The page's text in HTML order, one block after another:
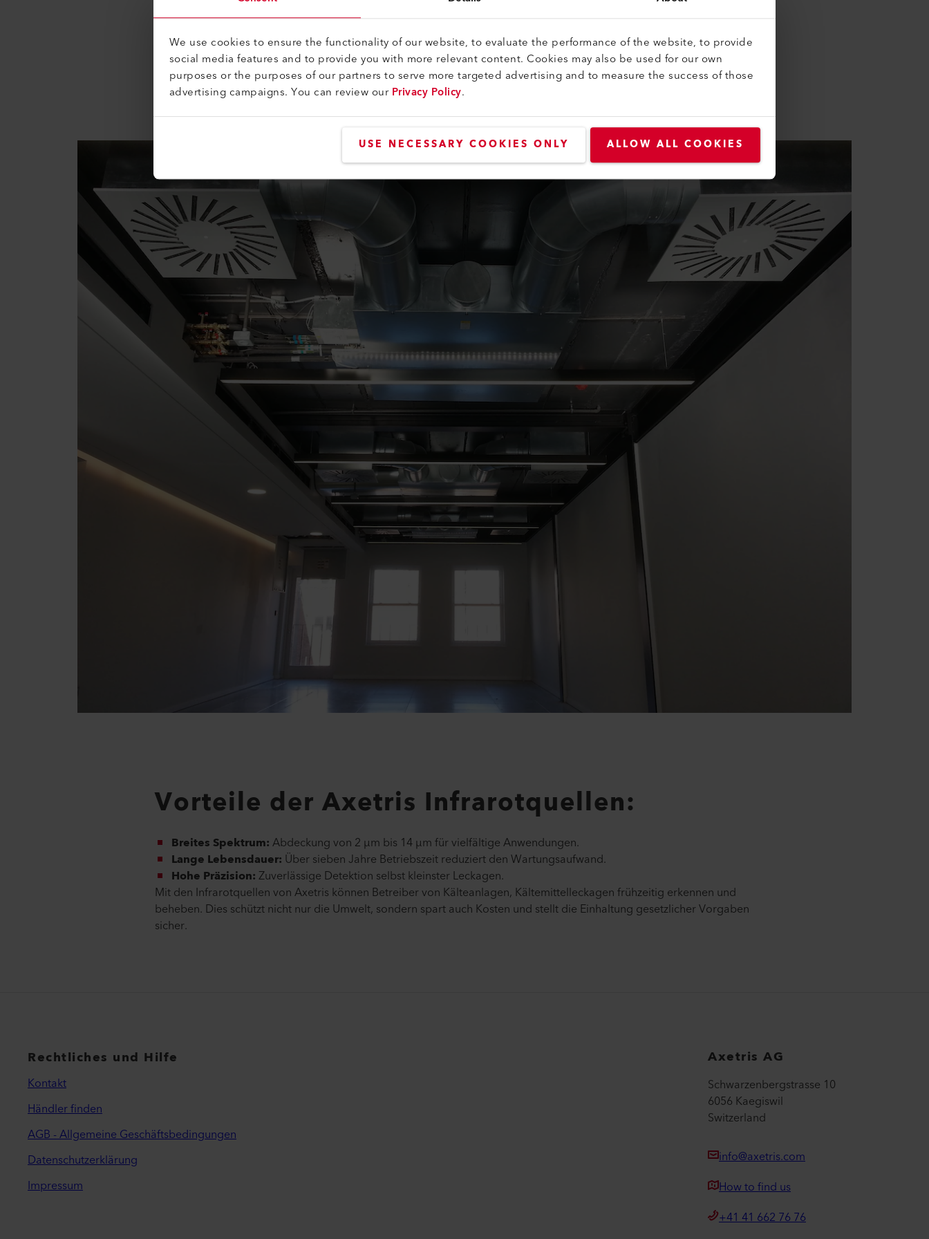
We use cookies to ensure the functionality of our website, to evaluate the performance of the website, to provide
social media features and to provide you with more relevant content. Cookies may also be used for our own
purposes or the purposes of our partners to serve more targeted advertising and to measure the success of those
advertising campaigns. You can review ourPrivacy Policy.
USE NECESSARY COOKIES ONLY ALLOW ALL COOKIES
(NDIR) und die photoakustische Spektroskopie (PAS) sind zwei Messprinzipien, die solche Quellen nutzen. Beide Prinzipien
sind in ihren Anschaffungskosten deutlich höher als herkömmliche Sensorlösungen. Demgegenüber stehen eine lange
Lebensdauer von über sieben Jahren und die längeren Kalibrier- und Wartungsintervalle. Dies führt zu einer deutlichen
Reduktion der Betriebskosten.
Vorteile der Axetris Infrarotquellen:
Breites Spektrum:Abdeckung von 2 µm bis 14 µm für vielfältige Anwendungen.
Lange Lebensdauer: Über sieben Jahre Betriebszeit reduziert den Wartungsaufwand.
Hohe Präzision:Zuverlässige Detektion selbst kleinster Leckagen.
Mit den Infrarotquellen von Axetris können Betreiber von Kälteanlagen, Kältemittelleckagen frühzeitig erkennen und
beheben. Dies schützt nicht nur die Umwelt, sondern spart auch Kosten und stellt die Einhaltung gesetzlicher Vorgaben
sicher.
Rechtliches und Hilfe
Kontakt
Händler finden
AGB - Allgemeine Geschäftsbedingungen
Datenschutzerklärung
Impressum
Axetris AG
Schwarzenbergstrasse 10
6056 Kaegiswil
Switzerland
info@axetris.com
How to find us
+41 41 662 76 76